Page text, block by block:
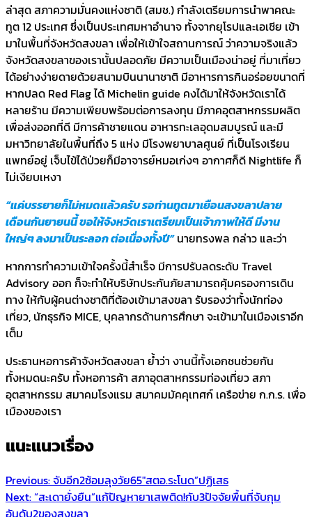
ล่าสุด สภาความมั่นคงแห่งชาติ (สมช.) กำลังเตรียมการนำพาคณะ
ทูต 12 ประเทศ ซึ่งเป็นประเทศมหาอำนาจ ทั้งจากยุโรปและเอเชีย เข้า
มาในพื้นที่จังหวัดสงขลา เพื่อให้เข้าใจสถานการณ์ ว่าความจริงแล้ว
จังหวัดสงขลาของเรานั้นปลอดภัย มีความเป็นเมืองน่าอยู่ ที่มาเที่ยว
ได้อย่างง่ายดายด้วยสนามบินนานาชาติ มีอาหารการกินอร่อยขนาดที่
หากปลด Red Flag ได้ Michelin guide คงได้มาให้จังหวัดเราได้
หลายร้าน มีความเพียบพร้อมต่อการลงทุน มีภาคอุตสาหกรรมผลิต
เพื่อส่งออกที่ดี มีการค้าชายแดน อาหารทะเลอุดมสมบูรณ์ และมี
มหาวิทยาลัยในพื้นที่ถึง 5 แห่ง มีโรงพยาบาลศูนย์ ที่เป็นโรงเรียน
แพทย์อยู่ เจ็บไข้ได้ป่วยก็มีอาจารย์หมอเก่งๆ อากาศก็ดี Nightlife ก็
ไม่เงียบเหงา
“แค่บรรยายก็ไม่หมดแล้วครับ รอท่านทูตมาเยือนสงขลาปลาย
เดือนกันยายนนี้ ขอให้จังหวัดเราเตรียมเป็นเจ้าภาพให้ดี มีงาน
ใหญ่ๆ ลงมาเป็นระลอก ต่อเนื่องทั้งปี”นายทรงพล กล่าว และว่า
หากการทำความเข้าใจครั้งนี้สำเร็จ มีการปรับลดระดับ Travel
Advisory ออก ก็จะทำให้บริษัทประกันภัยสามารถคุ้มครองการเดิน
ทาง ให้กับผู้คนต่างชาติที่ต้องเข้ามาสงขลา รับรองว่าทั้งนักท่อง
เที่ยว, นักธุรกิจ MICE, บุคลากรด้านการศึกษา จะเข้ามาในเมืองเราอีก
เต็ม
ประธานหอการค้าจังหวัดสงขลา ย้ำว่า งานนี้ทั้งเอกชนช่วยกัน
ทั้งหมดนะครับ ทั้งหอการค้า สภาอุตสาหกรรมท่องเที่ยว สภา
อุตสาหกรรม สมาคมโรงแรม สมาคมมัคคุเทศก์ เครือข่าย ก.ก.ร. เพื่อ
เมืองของเรา
แนะแนวเรื่อง
Previous:จับอีก2ซ้อมลุงวัย65″สตอ.ระโนด”ปฏิเสธ
Next:“สะเดายั่งยืน”แก้ปัญหายาเสพติด!กับ3ปัจจัยพื้นที่จับกุม
อันดับ2ของสงขลา